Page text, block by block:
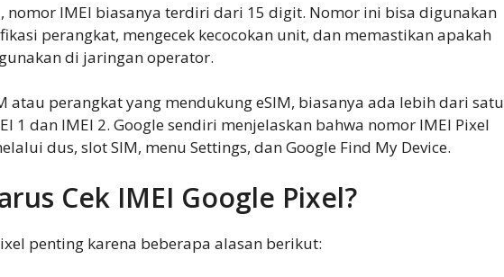
nomor IMEI biasanya terdiri dari 15 digit. Nomor ini bisa digunakan
perangkat, mengecek kecocokan unit, dan memastikan apakah
di jaringan operator.
atau perangkat yang mendukung eSIM, biasanya ada lebih dari satu
1 dan IMEI 2. Google sendiri menjelaskan bahwa nomor IMEI Pixel
dus, slot SIM, menu Settings, dan Google Find My Device.
Cek IMEI Google Pixel?
penting karena beberapa alasan berikut: